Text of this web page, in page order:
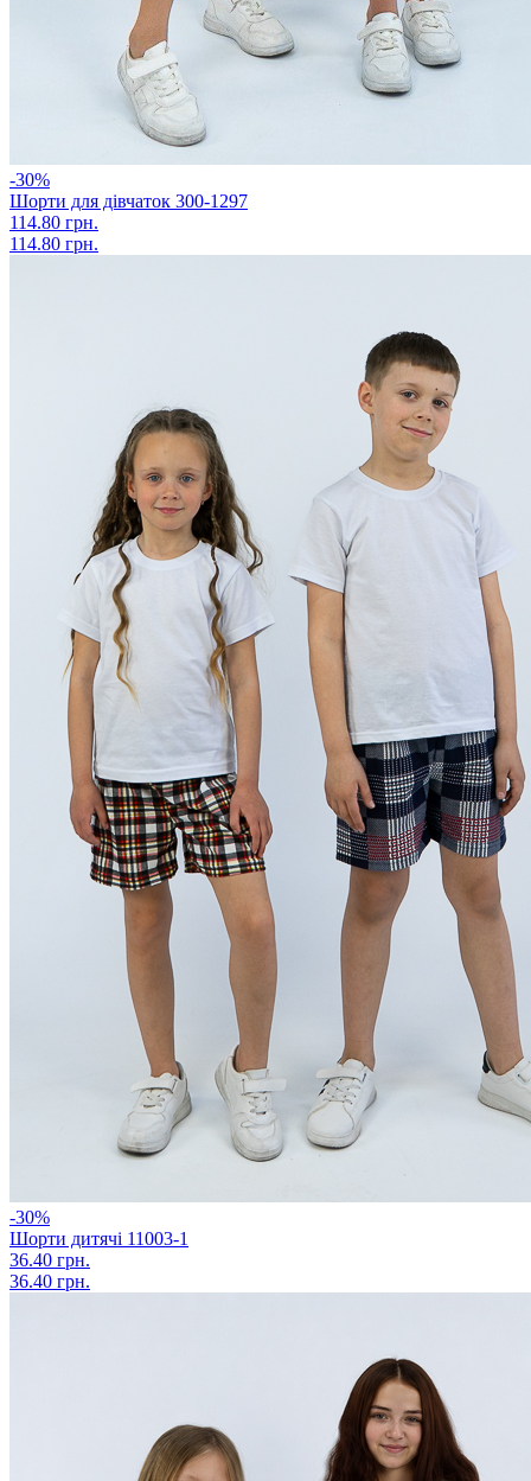
-30%
Шорти для дівчаток 300-1297
114.80 грн.
114.80 грн.
-30%
Шорти дитячі 11003-1
36.40 грн.
36.40 грн.